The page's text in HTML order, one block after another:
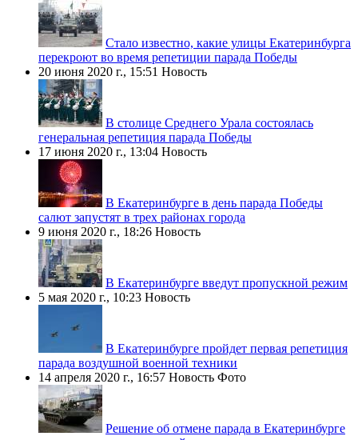
Стало известно, какие улицы Екатеринбурга
перекроют во время репетиции парада Победы
20 июня 2020 г., 15:51 Новость
В столице Среднего Урала состоялась
генеральная репетиция парада Победы
17 июня 2020 г., 13:04 Новость
В Екатеринбурге в день парада Победы
салют запустят в трех районах города
9 июня 2020 г., 18:26 Новость
В Екатеринбурге введут пропускной режим
5 мая 2020 г., 10:23 Новость
В Екатеринбурге пройдет первая репетиция
парада воздушной военной техники
14 апреля 2020 г., 16:57 Новость Фото
Решение об отмене парада в Екатеринбурге